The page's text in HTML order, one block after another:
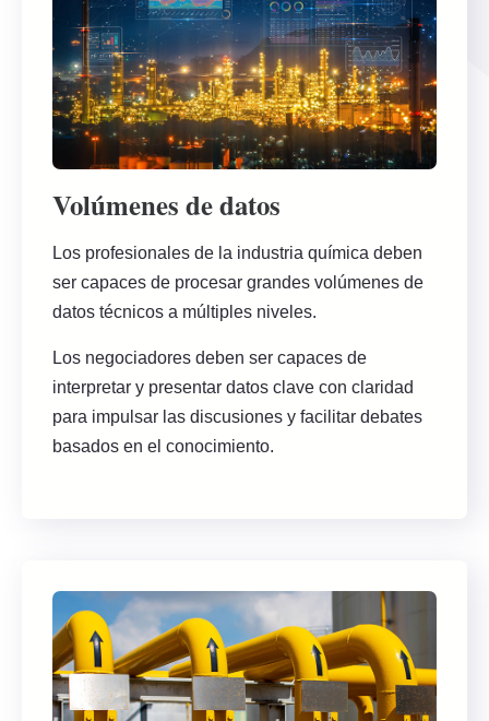
Volúmenes de datos
Los profesionales de la industria química deben
ser capaces de procesar grandes volúmenes de
datos técnicos a múltiples niveles.
Los negociadores deben ser capaces de
interpretar y presentar datos clave con claridad
para impulsar las discusiones y facilitar debates
basados ​​en el conocimiento.